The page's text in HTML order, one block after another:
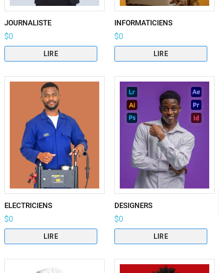
JOURNALISTE
$0
LIRE
INFORMATICIENS
$0
LIRE
ELECTRICIENS
$0
LIRE
DESIGNERS
$0
LIRE